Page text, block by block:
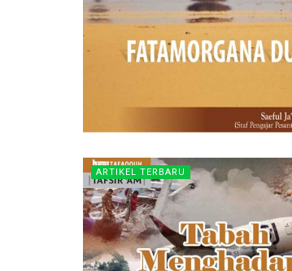
ARTIKEL TERBARU